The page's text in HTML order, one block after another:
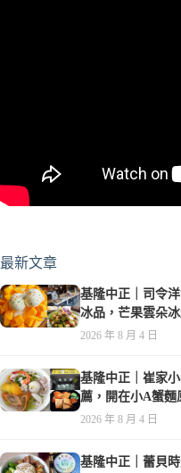
最新文章
基隆中正｜司令
冰品，芒果雲朵
在水準之上
2026 年 8 月 4 日
基隆中正｜崔家
薦，開在小A蟹麵
2026 年 8 月 4 日
基隆中正｜蕾貝